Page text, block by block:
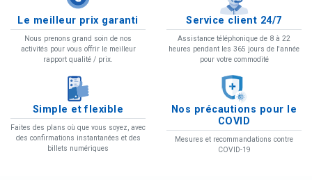
Le meilleur prix garanti
Nous prenons grand soin de nos
activités pour vous offrir le meilleur
rapport qualité / prix.
Service client 24/7
Assistance téléphonique de 8 à 22
heures pendant les 365 jours de l'année
pour votre commodité
Simple et flexible
Faites des plans où que vous soyez, avec
des confirmations instantanées et des
billets numériques
Nos précautions pour le
COVID
Mesures et recommandations contre
COVID-19